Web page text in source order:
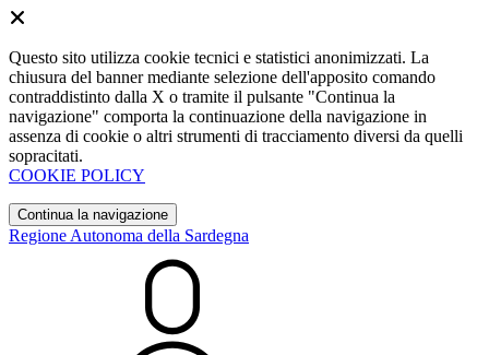
Questo sito utilizza cookie tecnici e statistici anonimizzati. La
chiusura del banner mediante selezione dell'apposito comando
contraddistinto dalla X o tramite il pulsante "Continua la
navigazione" comporta la continuazione della navigazione in
assenza di cookie o altri strumenti di tracciamento diversi da quelli
sopracitati.
COOKIE POLICY
Continua la navigazione
Regione Autonoma della Sardegna